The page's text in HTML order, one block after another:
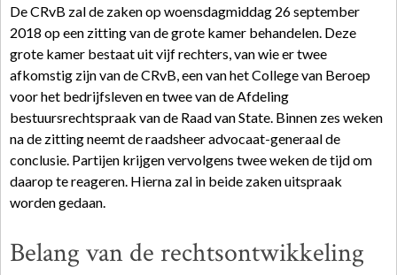
De CRvB zal de zaken op woensdagmiddag 26 september
2018 op een zitting van de grote kamer behandelen. Deze
grote kamer bestaat uit vijf rechters, van wie er twee
afkomstig zijn van de CRvB, een van het College van Beroep
voor het bedrijfsleven en twee van de Afdeling
bestuursrechtspraak van de Raad van State. Binnen zes weken
na de zitting neemt de raadsheer advocaat-generaal de
conclusie. Partijen krijgen vervolgens twee weken de tijd om
daarop te reageren. Hierna zal in beide zaken uitspraak
worden gedaan.
Belang van de rechtsontwikkeling